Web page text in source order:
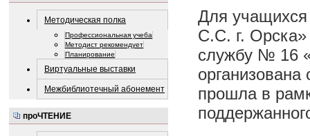
Методическая полка
Профессиональная учеба
Методист рекомендует
Планирование
Виртуальные выставки
Межбиблиотечный абонемент
проЧТЕНИЕ
Для
С.С. г.
службу № 16
прошла в